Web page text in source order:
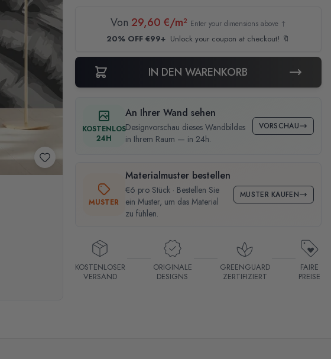
Von 29,60 €/m² Enter your dimensions above ↑
20% OFF €99+ Unlock your coupon at checkout! 🔖
IN DEN WARENKORB
KOSTENLOS
24H
An Ihrer Wand sehen
Designvorschau dieses Wandbildes
in Ihrem Raum — in 24h.
VORSCHAU
MUSTER
Materialmuster bestellen
€6 pro Stück · Bestellen Sie
ein Muster, um das Material
zu fühlen.
MUSTER KAUFEN
KOSTENLOSER
VERSAND
ORIGINALE
DESIGNS
GREENGUARD
ZERTIFIZIERT
FAIRE
PREISE